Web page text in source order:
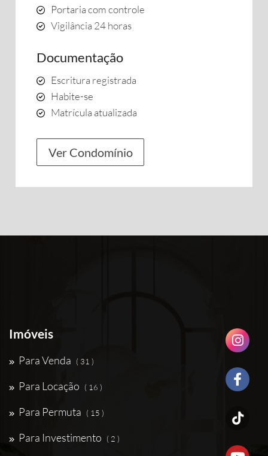
Portaria com controle
Vigilância 24 horas
Documentação
Escritura registrada
Habite-se
Matrícula atualizada
Ver Condomínio
Imóveis
Para Venda ( 31 )
Para Locação ( 16 )
Para Permuta ( 15 )
Para Investimento ( 2 )